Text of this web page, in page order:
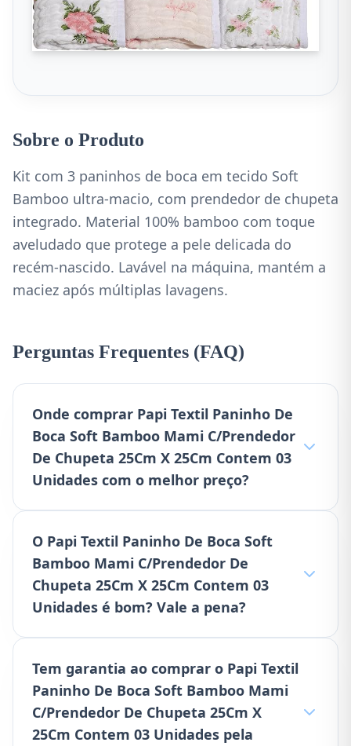
Sobre o Produto
Kit com 3 paninhos de boca em tecido Soft
Bamboo ultra-macio, com prendedor de chupeta
integrado. Material 100% bamboo com toque
aveludado que protege a pele delicada do
recém-nascido. Lavável na máquina, mantém a
maciez após múltiplas lavagens.
Perguntas Frequentes (FAQ)
Onde comprar Papi Textil Paninho De
Boca Soft Bamboo Mami C/Prendedor
De Chupeta 25Cm X 25Cm Contem 03
Unidades com o melhor preço?
O Papi Textil Paninho De Boca Soft
Bamboo Mami C/Prendedor De
Chupeta 25Cm X 25Cm Contem 03
Unidades é bom? Vale a pena?
Tem garantia ao comprar o Papi Textil
Paninho De Boca Soft Bamboo Mami
C/Prendedor De Chupeta 25Cm X
25Cm Contem 03 Unidades pela